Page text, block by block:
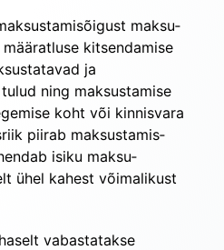
maksu­
kitsendamise
ja
ning maksustamise
koht või kinnisvara
piirab maksustamis­
isiku maksu­
ühel kahest võimalikust
vabastatakse